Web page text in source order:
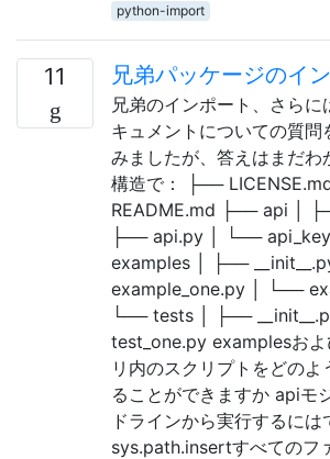
python-import
11 兄弟パッケージのイ
兄弟のインポート、さらに
キュメントについての質問
みましたが、答えはまだわ
構造で： ├──
README.md ├── api │
├── api.py │ └──
examples │ ├──
example_one.py │ └──
└── tests │ ├──
test_one.py examplesおよ
リ内のスクリプトをどの
ることができますか apiモ
ドラインから実行するには
sys.path.insertすべてのフ